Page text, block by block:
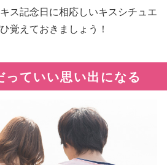
ス記念日に相応しいキスシチュエ
覚えておきましょう！
っていい思い出になる